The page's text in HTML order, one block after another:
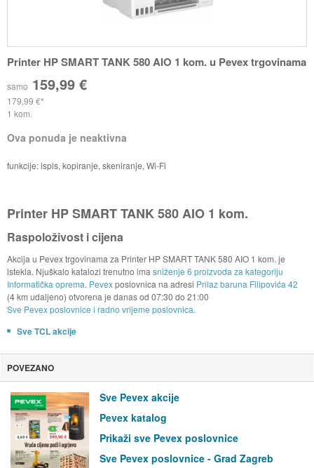
Printer HP SMART TANK 580 AIO 1 kom. u Pevex trgovinama
samo 159,99 €
179,99 €
1 kom.
Ova ponuda je neaktivna
funkcije: ispis, kopiranje, skeniranje, Wi-Fi
Printer HP SMART TANK 580 AIO 1 kom.
Raspoloživost i cijena
Akcija u Pevex trgovinama za Printer HP SMART TANK 580 AIO 1 kom. je
istekla. Njuškalo katalozi trenutno ima sniženje 6 proizvoda za kategoriju
Informatička oprema. Pevexposlovnica na adresi Prilaz baruna Filipovića 42
(4 km udaljeno) otvorena je danas od 07:30 do 21:00
Sve Pevex poslovnice i radno vrijeme poslovnica.
Sve TCL akcije
POVEZANO
Sve Pevex akcije
Pevex katalog
Prikaži sve Pevex poslovnice
Sve Pevex poslovnice - Grad Zagreb